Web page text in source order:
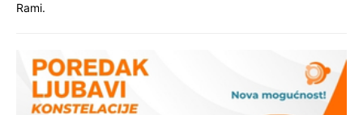
Rami.